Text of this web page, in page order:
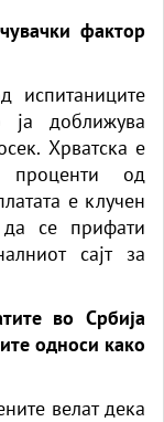
фактор
испитаниците
ја доближува
Хрватска е
од
е клучен
се прифати
сајт за
во Србија
односи како
велат дека